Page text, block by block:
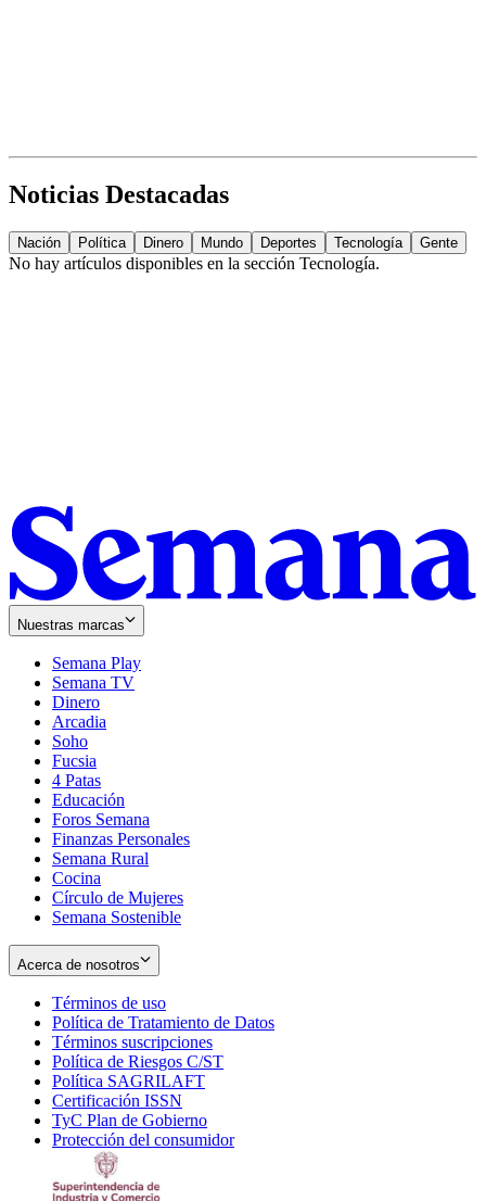
Noticias Destacadas
Nación Política Dinero Mundo Deportes Tecnología Gente
No hay artículos disponibles en la sección Tecnología.
Nuestras marcas
Semana Play
Semana TV
Dinero
Arcadia
Soho
in
new
window
Fucsia
in
new
window
4 Patas
Educación
Foros Semana
Finanzas Personales
Semana Rural
Cocina
Círculo de Mujeres
Semana Sostenible
Acerca de nosotros
Términos de uso
in
new
window
Política de Tratamiento de Datos
Términos suscripciones
in
Política de Riesgos C/ST
Política SAGRILAFT
new
window
Certificación ISSN
in
new
TyC Plan de Gobierno
in
Protección del consumidorOpens